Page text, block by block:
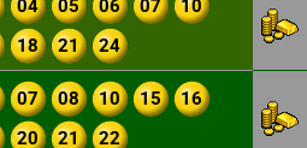
04 05 06 07
10
18 21 24
07 08 10 15
16
20 21 22